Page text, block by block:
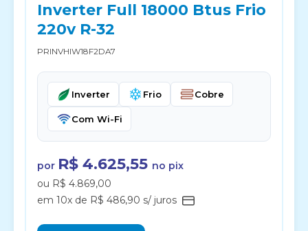
Inverter Full 18000 Btus Frio
220v R-32
PRINVHIW18F2DA7
Inverter Frio Cobre
Com Wi-Fi
por R$ 4.625,55 no pix
ou R$ 4.869,00
em 10x de R$ 486,90 s/ juros